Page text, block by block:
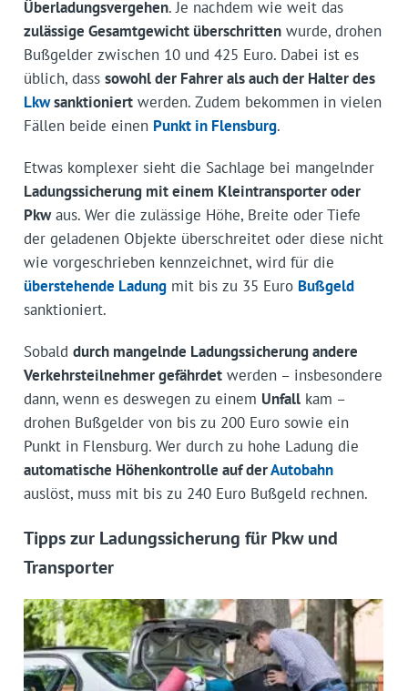
Überladungsvergehen. Je nachdem wie weit das
zulässige Gesamtgewicht überschrittenwurde, drohen
Bußgelder zwischen 10 und 425 Euro. Dabei ist es
üblich, dass sowohl der Fahrer als auch der Halter des
Lkwsanktioniertwerden. Zudem bekommen in vielen
Fällen beide einen Punkt in Flensburg.
Etwas komplexer sieht die Sachlage bei mangelnder
Ladungssicherung mit einem Kleintransporter oder
Pkwaus. Wer die zulässige Höhe, Breite oder Tiefe
der geladenen Objekte überschreitet oder diese nicht
wie vorgeschrieben kennzeichnet, wird für die
überstehende Ladungmit bis zu 35 Euro Bußgeld
sanktioniert.
Sobald durch mangelnde Ladungssicherung andere
Verkehrsteilnehmer gefährdetwerden – insbesondere
dann, wenn es deswegen zu einem Unfallkam –
drohen Bußgelder von bis zu 200 Euro sowie ein
Punkt in Flensburg. Wer durch zu hohe Ladung die
automatische Höhenkontrolle auf derAutobahn
auslöst, muss mit bis zu 240 Euro Bußgeld rechnen.
Tipps zur Ladungssicherung für Pkw und
Transporter